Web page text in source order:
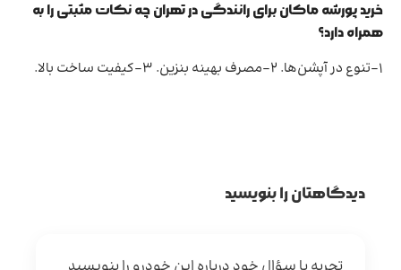
خرید پورشه ماکان برای رانندگی در تهران چه نکات مثبتی را به
همراه دارد؟
1-تنوع در آپشن‌ها. 2-مصرف بهینه بنزین. 3-کیفیت ساخت بالا.
دیدگاهتان را بنویسید